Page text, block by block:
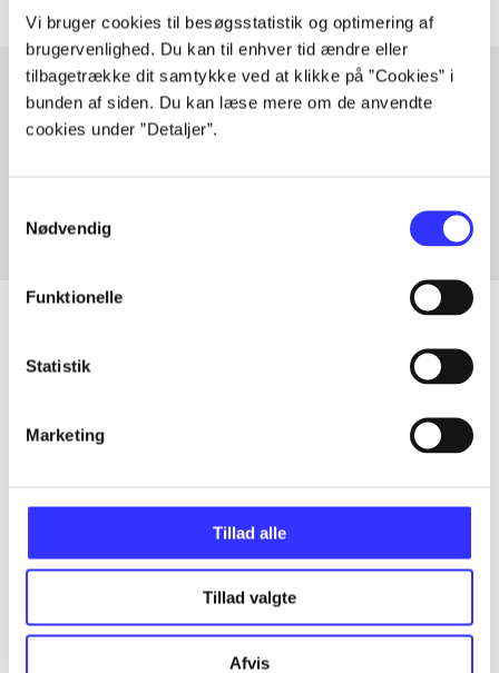
Vi bruger cookies til besøgsstatistik og optimering af
brugervenlighed. Du kan til enhver tid ændre eller
tilbagetrække dit samtykke ved at klikke på ”Cookies” i
bunden af siden. Du kan læse mere om de anvendte
cookies under ”Detaljer”.
Nødvendig
Funktionelle
Statistik
Marketing
Tillad alle
Tillad valgte
Afvis
Artikler med samme emner
...
...